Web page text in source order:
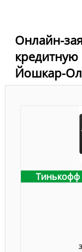
Онлайн-
кредитную
Йошкар-
Тинькофф